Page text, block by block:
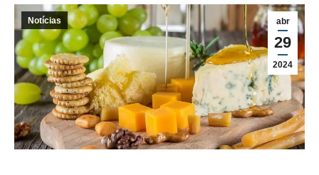
abr
29
2024
Notícias